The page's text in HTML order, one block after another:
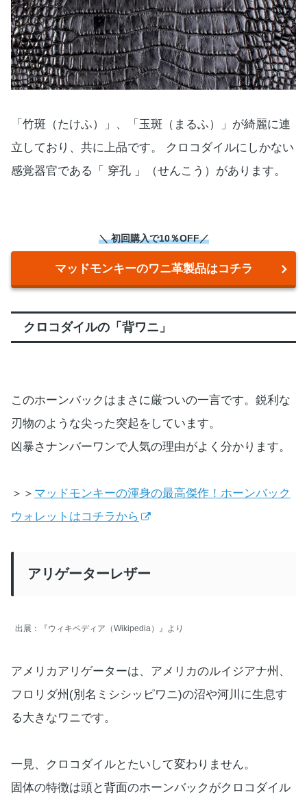
「竹斑（たけふ）」、「玉斑（まるふ）」が綺麗に連
立しており、共に上品です。 クロコダイルにしかない
感覚器官である「 穿孔 」（せんこう）があります。
＼ 初回購入で10％OFF／
マッドモンキーのワニ革製品はコチラ
クロコダイルの「背ワニ」
このホーンバックはまさに厳ついの一言です。鋭利な
刃物のような尖った突起をしています。
凶暴さナンバーワンで人気の理由がよく分かります。
＞＞ マッドモンキーの渾身の最高傑作！ホーンバック
ウォレットはコチラから
アリゲーターレザー
出展：『ウィキペディア（Wikipedia）』より
アメリカアリゲーターは、アメリカのルイジアナ州、
フロリダ州(別名ミシシッピワニ)の沼や河川に生息す
る大きなワニです。
一見、クロコダイルとたいして変わりません。
固体の特徴は頭と背面のホーンバックがクロコダイル